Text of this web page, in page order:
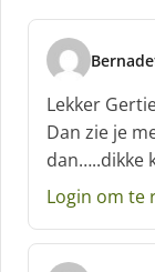
s
c
h
r
e
e
:
Lekker
Dan zie je
dan…..dikke
Login om te